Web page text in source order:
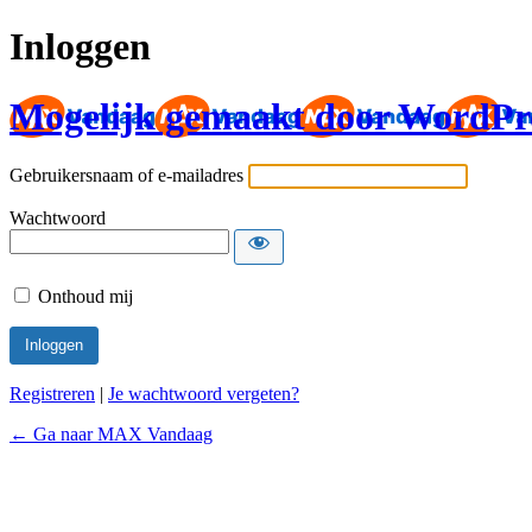
Inloggen
Mogelijk gemaakt door
Gebruikersnaam of e-mailadres
Wachtwoord
Onthoud mij
Registreren | Je wachtwoord vergeten?
← Ga naar MAX Vandaag